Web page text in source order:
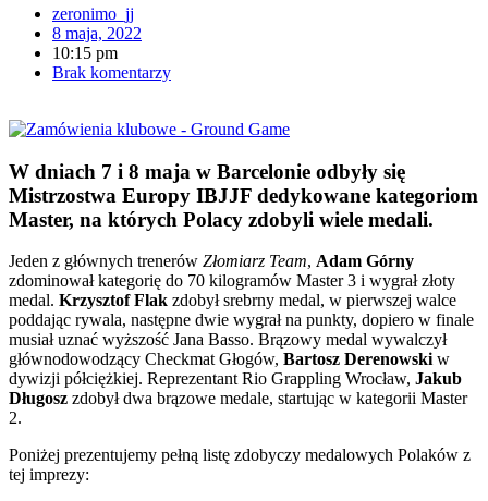
zeronimo_jj
8 maja, 2022
10:15 pm
Brak komentarzy
W dniach 7 i 8 maja w Barcelonie odbyły się
Mistrzostwa Europy IBJJF dedykowane kategoriom
Master, na których Polacy zdobyli wiele medali.
Jeden z głównych trenerów Złomiarz Team, Adam Górny
zdominował kategorię do 70 kilogramów Master 3 i wygrał złoty
medal. Krzysztof Flak zdobył srebrny medal, w pierwszej walce
poddając rywala, następne dwie wygrał na punkty, dopiero w finale
musiał uznać wyższość Jana Basso. Brązowy medal wywalczył
głównodowodzący Checkmat Głogów, Bartosz Derenowski w
dywizji półciężkiej. Reprezentant Rio Grappling Wrocław, Jakub
Długosz zdobył dwa brązowe medale, startując w kategorii Master
2.
Poniżej prezentujemy pełną listę zdobyczy medalowych Polaków z
tej imprezy: